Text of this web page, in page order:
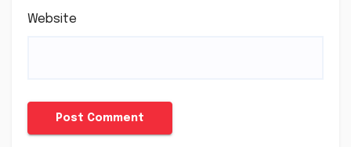
Website